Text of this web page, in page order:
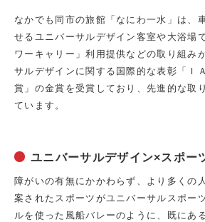
なかでも同市の旅館「なにわ一水」は、
せるユニバーサルデザイン客室や大浴場
ワーキャリー」利用提供などの取り組み
サルデザインに関する国際的な表彰「Ｉ
賞」の金賞を受賞しており、先進的な取
ています。
ユニバーサルデザイン×スポー
障がいの有無にかかわらず、より多くの
案されたスポーツがユニバーサルスポー
ルを使った風船バレーのように、既にあ